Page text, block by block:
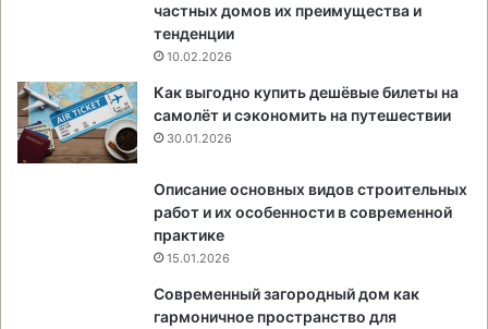
частных домов их преимущества и
тенденции
10.02.2026
Как выгодно купить дешёвые билеты на
самолёт и сэкономить на путешествии
30.01.2026
Описание основных видов строительных
работ и их особенности в современной
практике
15.01.2026
Современный загородный дом как
гармоничное пространство для